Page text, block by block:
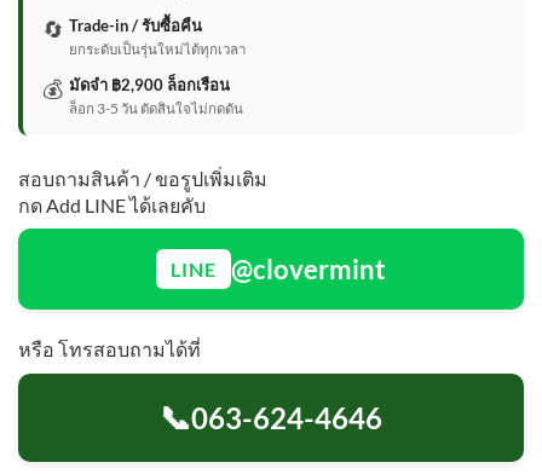
🔄 Trade-in / รับซื้อคืน
ยกระดับเป็นรุ่นใหม่ได้ทุกเวลา
💰 มัดจำ ฿2,900 ล็อกเรือน
ล็อก 3-5 วัน ตัดสินใจไม่กดดัน
สอบถามสินค้า / ขอรูปเพิ่มเติม
กด Add LINE ได้เลยคับ
LINE @clovermint
หรือ โทรสอบถามได้ที่
📞063-624-4646